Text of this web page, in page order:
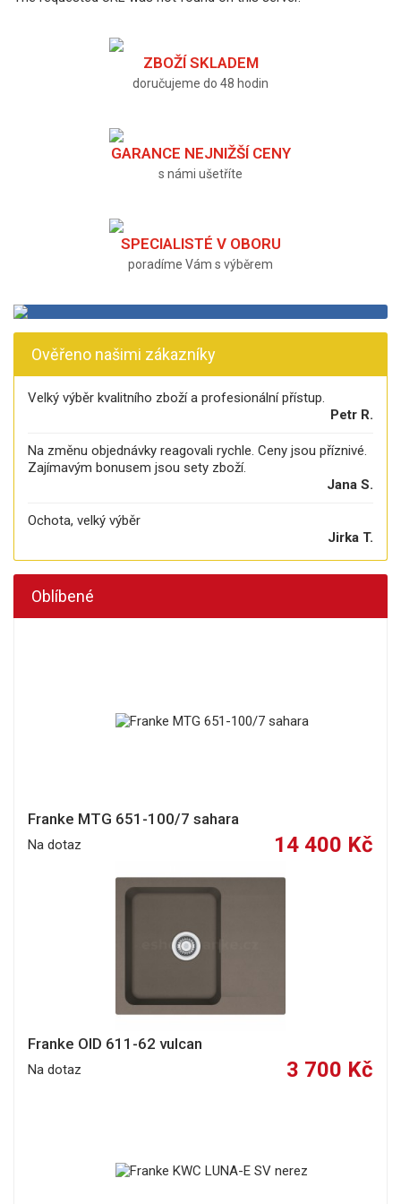
ZBOŽÍ SKLADEM
doručujeme do 48 hodin
GARANCE NEJNIŽŠÍ CENY
s námi ušetříte
SPECIALISTÉ V OBORU
poradíme Vám s výběrem
Ověřeno našimi zákazníky
Velký výběr kvalitního zboží a profesionální přístup.
Petr R.
Na změnu objednávky reagovali rychle. Ceny jsou příznivé.
Zajímavým bonusem jsou sety zboží.
Jana S.
Ochota, velký výběr
Jirka T.
Oblíbené
Franke MTG 651-100/7 sahara
Na dotaz 14 400 Kč
Franke OID 611-62 vulcan
Na dotaz 3 700 Kč